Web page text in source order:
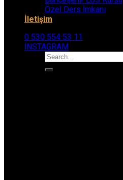
Özel Ders İmkanı
İletişim
0 530 554 53 11
İNSTAGRAM